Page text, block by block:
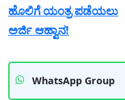
ಹೊಲಿಗೆ ಯಂತ್ರ ಪಡೆಯಲು
ಅರ್ಜಿ ಆಹ್ವಾನ!
WhatsApp Group